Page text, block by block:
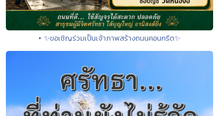
• ✨ขอเชิญร่วมเป็นเจ้าภาพสร้างถนนคอนกรีต✨